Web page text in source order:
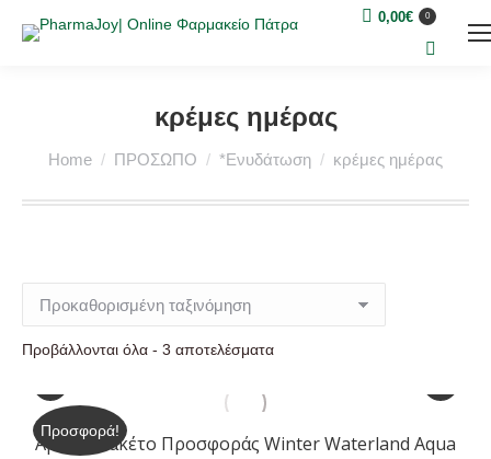
0,00€ 0
Search:
κρέμες ημέρας
Home ΠΡΟΣΩΠΟ *Ενυδάτωση κρέμες ημέρας
Προβάλλονται όλα - 3 αποτελέσματα
Προσφορά!
Apivita Πακέτο Προσφοράς Winter Waterland Aqua